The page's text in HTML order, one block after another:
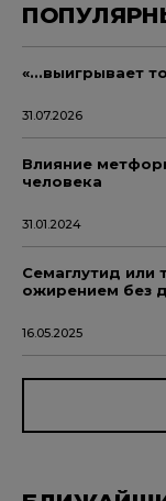
«...выигрывает
31.07.2026
Влияние
человека
31.01.2024
Семаглутид или
ожирением без
16.05.2025